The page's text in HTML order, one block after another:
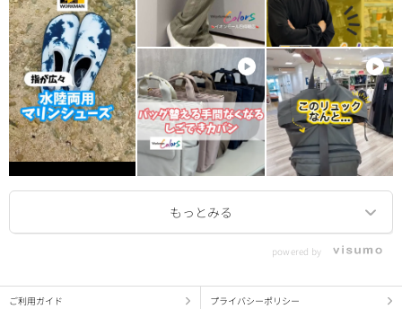
powered by
ご利用ガイド プライバシーポリシー